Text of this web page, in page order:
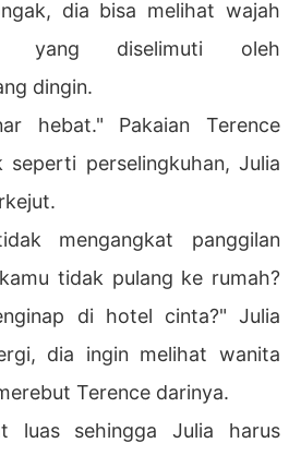
dia bisa melihat wajah
yang diselimuti oleh
dingin.
hebat." Pakaian Terence
perselingkuhan, Julia
mengangkat panggilan
tidak pulang ke rumah?
di hotel cinta?" Julia
dia ingin melihat wanita
Terence darinya.
luas sehingga Julia harus